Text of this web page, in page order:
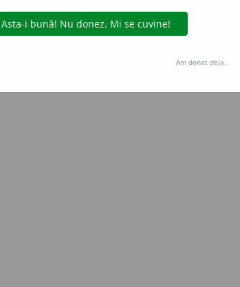
© 2004-2026 dexonline (https://dexonline.ro)
site, inclusiv prin orice metode de extragere automată
cu excepția seturilor de date oferite oficial spre utilizare
Hosterion
Am donat deja.